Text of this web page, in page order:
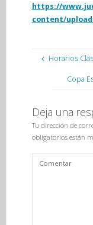
https://
content/
Horarios
Copa
Deja una
Tu dirección de
obligatorios están